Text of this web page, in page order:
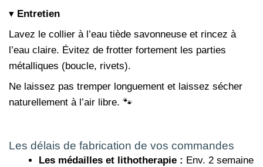
▾ Entretien
Lavez le collier à l’eau tiède savonneuse et rincez à
l’eau claire. Évitez de frotter fortement les parties
métalliques (boucle, rivets).
Ne laissez pas tremper longuement et laissez sécher
naturellement à l’air libre. 🐾
Les délais de fabrication de vos commandes
Les médailles et lithotherapie : Env. 2 semaine